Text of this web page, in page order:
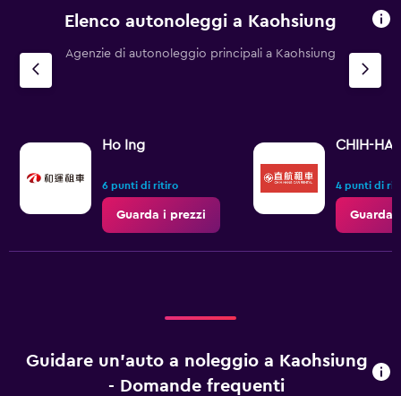
Elenco autonoleggi a Kaohsiung
Agenzie di autonoleggio principali a Kaohsiung
Ho Ing
6 punti di ritiro
Guarda i prezzi
CHIH-
4 punti di
Guarda
Guidare un'auto a noleggio a Kaohsiung
- Domande frequenti